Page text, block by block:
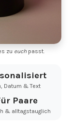
zu euchpasst.
Datum & Text
Paare
& alltagstauglich